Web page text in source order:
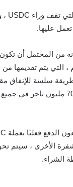
عليها.
من المحتمل أن
الخاص بهم في أي من 70 مليون
الأخرى ، سيتم
الشراء.